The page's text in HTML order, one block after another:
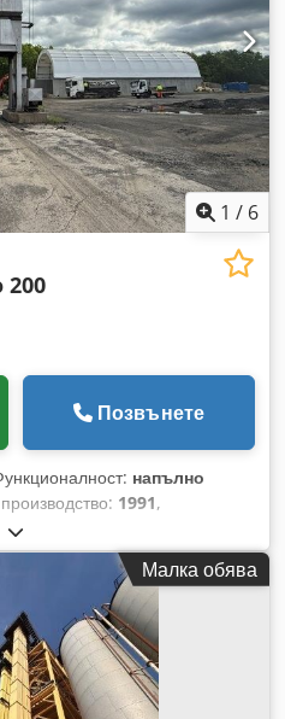
1 / 6
200
Позвънете
напълно
1991,
Производител: Ulrich
система с кофи
устройство с лебедка -
Малка обява